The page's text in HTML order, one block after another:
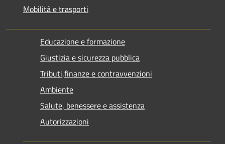
Mobilità e trasporti
Educazione e formazione
Giustizia e sicurezza pubblica
Tributi,finanze e contravvenzioni
Ambiente
Salute, benessere e assistenza
Autorizzazioni